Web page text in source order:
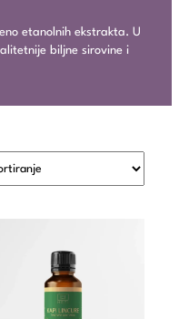
etanolnih ekstrakta. U
biljne sirovine i